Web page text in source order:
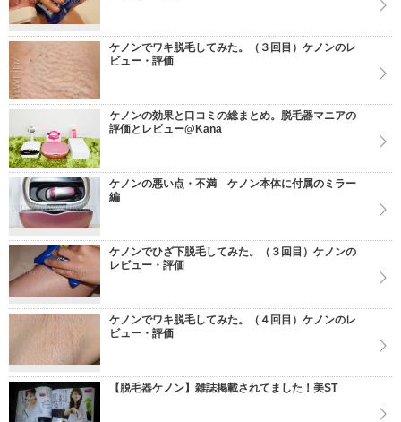
ケノンでワキ脱毛してみた。（３回目）ケノンのレ
ビュー・評価
ケノンの効果と口コミの総まとめ。脱毛器マニアの
評価とレビュー@Kana
ケノンの悪い点・不満 ケノン本体に付属のミラー
編
ケノンでひざ下脱毛してみた。（３回目）ケノンの
レビュー・評価
ケノンでワキ脱毛してみた。（４回目）ケノンのレ
ビュー・評価
【脱毛器ケノン】雑誌掲載されてました！美ST